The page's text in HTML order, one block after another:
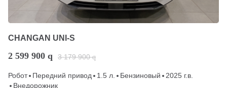
CHANGAN UNI-S
2 599 900 q 3 179 900 q
Робот Передний привод 1.5 л. Бензиновый
2025 г.в.
Внедорожник